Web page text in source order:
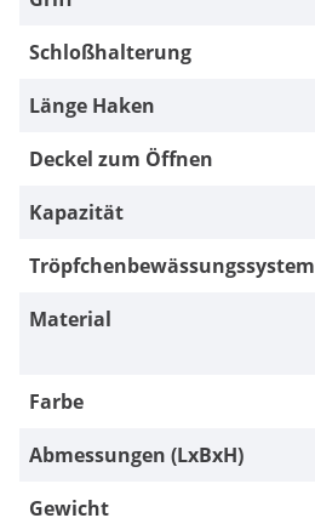
Schloßhalterung
Länge Haken
Deckel zum Öffnen
Kapazität
Tröpfchenbewässungssystem
Material
Farbe
Abmessungen (LxBxH)
Gewicht